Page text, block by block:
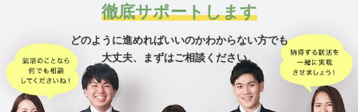
徹底サポートします
どのように進めればいいのかわからない方でも
大丈夫、
まずはご相談ください。